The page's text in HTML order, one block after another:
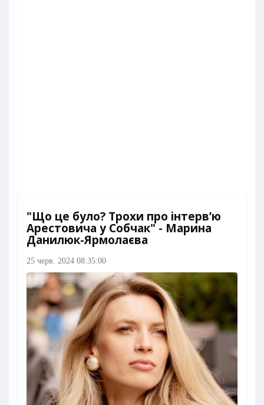
"Що це було? Трохи про інтервʼю
Арестовича у Собчак" - Марина
Данилюк-Ярмолаєва
25 черв. 2024 08:35:00